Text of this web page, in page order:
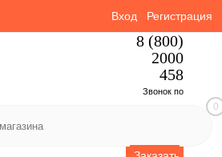
Вход Регистрация
8 (800)
2000
458
Звонок по
0